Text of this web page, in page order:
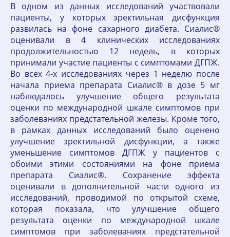
В одном из данных исследований участвовали
пациенты, у которых эректильная дисфункция
развилась на фоне сахарного диабета. Сиалис®
оценивали в 4 клинических исследованиях
продолжительностью 12 недель, в которых
принимали участие пациенты с симптомами ДГПЖ.
Во всех 4-х исследованиях через 1 неделю после
начала приема препарата Сиалис® в дозе 5 мг
наблюдалось улучшение общего результата
оценки по международной шкале симптомов при
заболеваниях предстательной железы. Кроме того,
в рамках данных исследований было оценено
улучшение эректильной дисфункции, а также
уменьшение симптомов ДГПЖ у пациентов с
обоими этими состояниями на фоне приема
препарата Сиалис®. Сохранение эффекта
оценивали в дополнительной части одного из
исследований, проводимой по открытой схеме,
которая показала, что улучшение общего
результата оценки по международной шкале
симптомов при заболеваниях предстательной